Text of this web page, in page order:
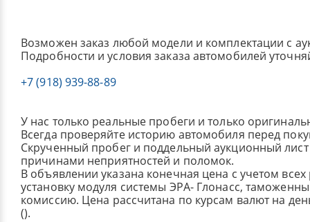
Возможен заказ любой модели и комплектации с
Подробности и условия заказа автомобилей
+7 (918) 939-88-89
У нас только реальные пробеги и только
Всегда проверяйте историю автомобиля перед
Скрученный пробег и поддельный аукционный лист
причинами неприятностей и поломок.
В объявлении указана конечная цена с учетом
установку модуля системы ЭРА- Глонасс,
комиссию. Цена рассчитана по курсам валют на
().